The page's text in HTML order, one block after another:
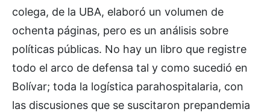
colega, de la UBA, elaboró un volumen de
ochenta páginas, pero es un análisis sobre
políticas públicas. No hay un libro que registre
todo el arco de defensa tal y como sucedió en
Bolívar; toda la logística parahospitalaria, con
las discusiones que se suscitaron prepandemia